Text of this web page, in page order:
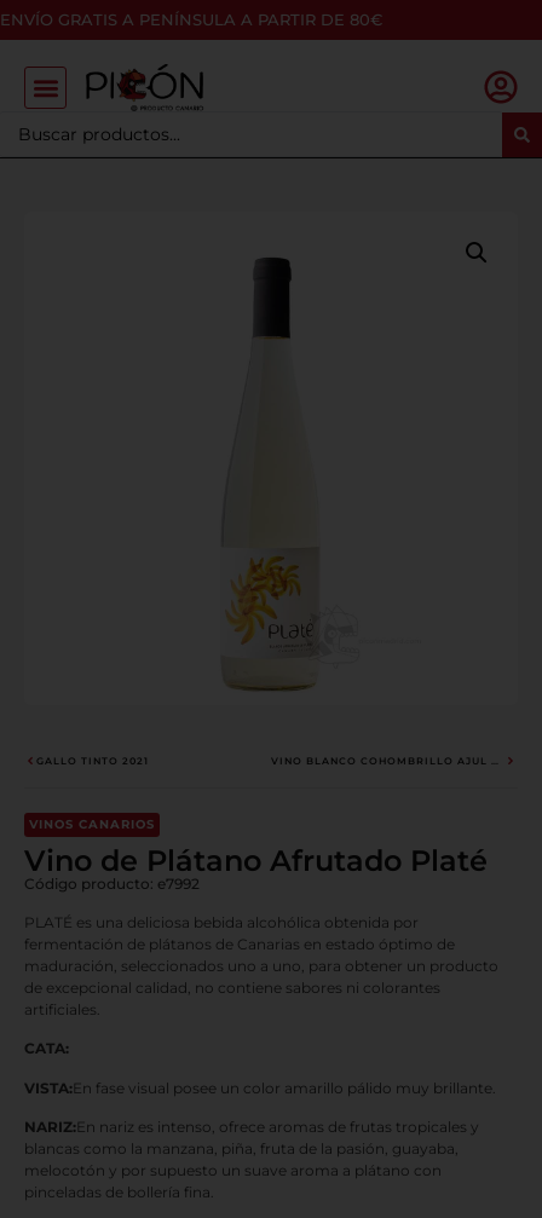
ENVÍO GRATIS A PENÍNSULA A PARTIR DE 80€
GALLO TINTO 2021 VINO BLANCO COHOMBRILLO AJUL 2023
VINOS CANARIOS
Vino de Plátano Afrutado Platé
Código producto: e7992
PLATÉ es una deliciosa bebida alcohólica obtenida por
fermentación de plátanos de Canarias en estado óptimo de
maduración, seleccionados uno a uno, para obtener un producto
de excepcional calidad, no contiene sabores ni colorantes
artificiales.
CATA:
VISTA:En fase visual posee un color amarillo pálido muy brillante.
NARIZ:En nariz es intenso, ofrece aromas de frutas tropicales y
blancas como la manzana, piña, fruta de la pasión, guayaba,
melocotón y por supuesto un suave aroma a plátano con
pinceladas de bollería fina.